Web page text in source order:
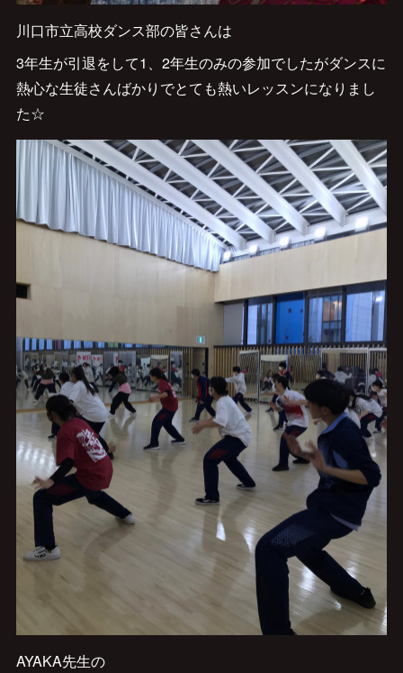
川口市立高校ダンス部の皆さんは
3年生が引退をして1、2年生のみの参加でしたがダンスに
熱心な生徒さんばかりでとても熱いレッスンになりまし
た☆
AYAKA先生の